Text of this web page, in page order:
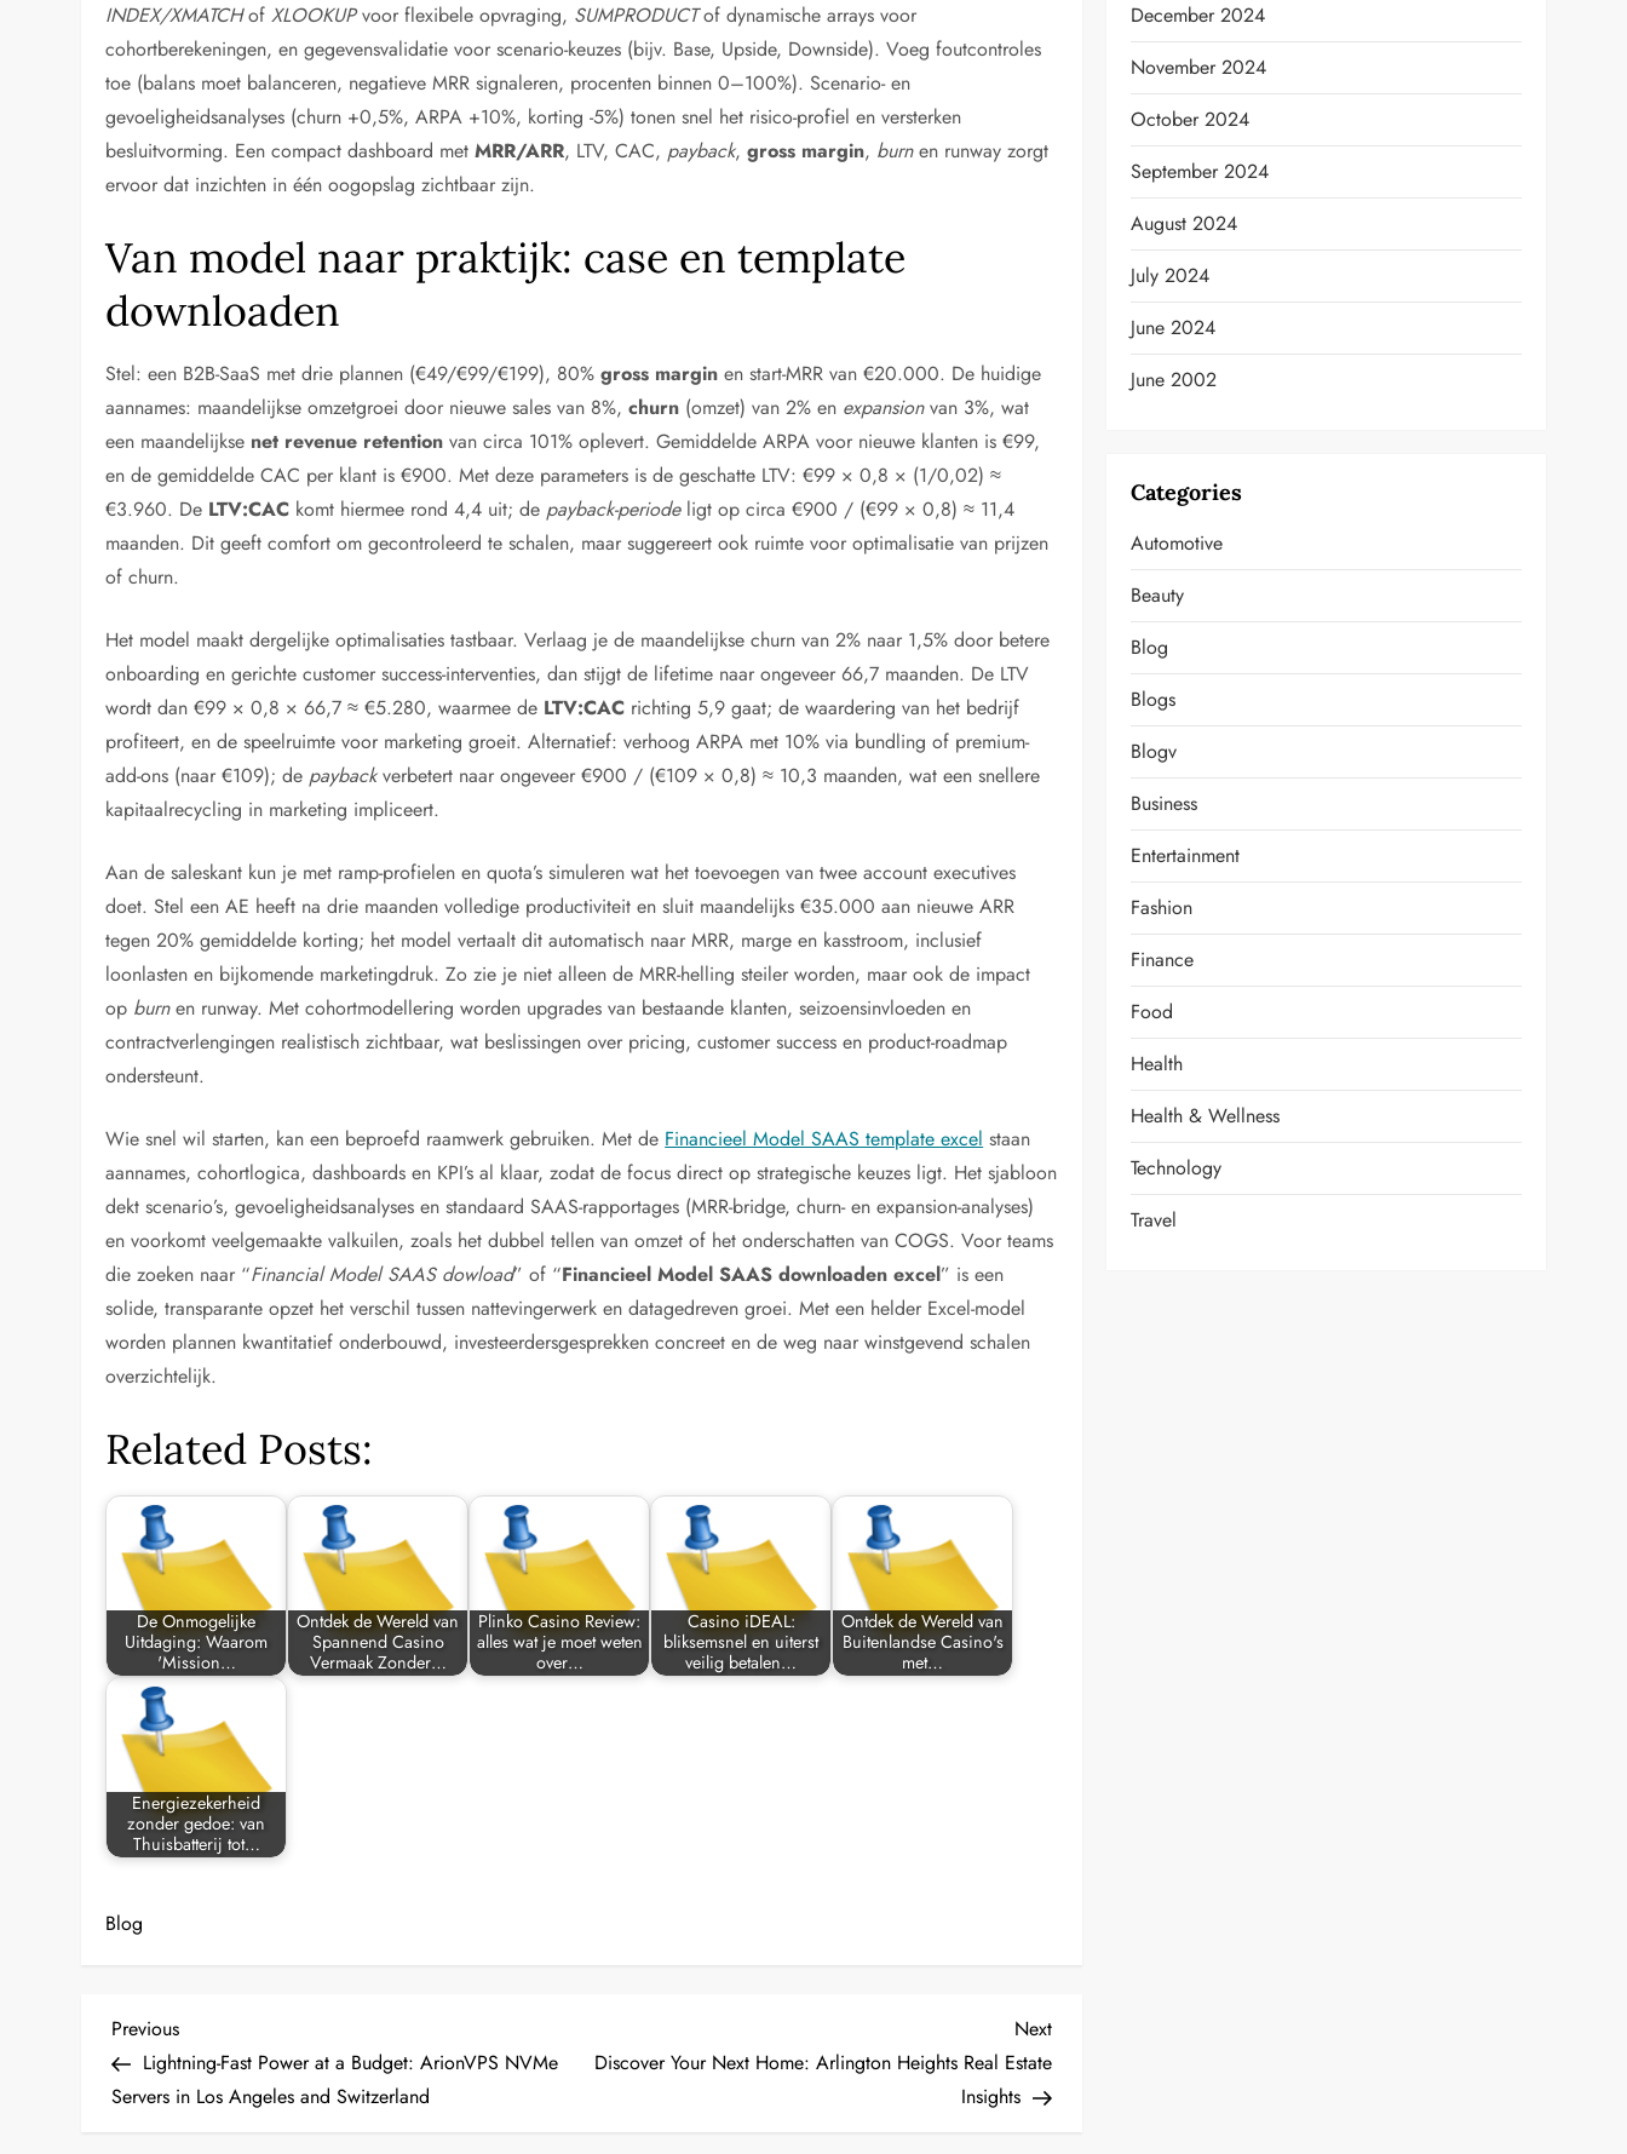
INDEX/XMATCHofXLOOKUPvoor flexibele opvraging, SUMPRODUCTof dynamische arrays voor
cohortberekeningen, en gegevensvalidatie voor scenario-keuzes (bijv. Base, Upside, Downside). Voeg foutcontroles
toe (balans moet balanceren, negatieve MRR signaleren, procenten binnen 0–100%). Scenario- en
gevoeligheidsanalyses (churn +0,5%, ARPA +10%, korting -5%) tonen snel het risico-profiel en versterken
besluitvorming. Een compact dashboard metMRR/ARR, LTV, CAC, payback,gross margin, burnen runway zorgt
ervoor dat inzichten in één oogopslag zichtbaar zijn.
Van model naar praktijk: case en template
downloaden
Stel: een B2B-SaaS met drie plannen (€49/€99/€199), 80%gross margin en start-MRR van €20.000. De huidige
aannames: maandelijkse omzetgroei door nieuwe sales van 8%,churn (omzet) van 2% en expansionvan 3%, wat
een maandelijkse net revenue retention van circa 101% oplevert. Gemiddelde ARPA voor nieuwe klanten is €99,
en de gemiddelde CAC per klant is €900. Met deze parameters is de geschatte LTV: €99 × 0,8 × (1/0,02) ≈
€3.960. De LTV:CAC komt hiermee rond 4,4 uit; de payback-periodeligt op circa €900 / (€99 × 0,8) ≈ 11,4
maanden. Dit geeft comfort om gecontroleerd te schalen, maar suggereert ook ruimte voor optimalisatie van prijzen
of churn.
Het model maakt dergelijke optimalisaties tastbaar. Verlaag je de maandelijkse churn van 2% naar 1,5% door betere
onboarding en gerichte customer success-interventies, dan stijgt de lifetime naar ongeveer 66,7 maanden. De LTV
wordt dan €99 × 0,8 × 66,7 ≈ €5.280, waarmee de LTV:CAC richting 5,9 gaat; de waardering van het bedrijf
profiteert, en de speelruimte voor marketing groeit. Alternatief: verhoog ARPA met 10% via bundling of premium-
add-ons (naar €109); de paybackverbetert naar ongeveer €900 / (€109 × 0,8) ≈ 10,3 maanden, wat een snellere
kapitaalrecycling in marketing impliceert.
Aan de saleskant kun je met ramp-profielen en quota’s simuleren wat het toevoegen van twee account executives
doet. Stel een AE heeft na drie maanden volledige productiviteit en sluit maandelijks €35.000 aan nieuwe ARR
tegen 20% gemiddelde korting; het model vertaalt dit automatisch naar MRR, marge en kasstroom, inclusief
loonlasten en bijkomende marketingdruk. Zo zie je niet alleen de MRR-helling steiler worden, maar ook de impact
op burnen runway. Met cohortmodellering worden upgrades van bestaande klanten, seizoensinvloeden en
contractverlengingen realistisch zichtbaar, wat beslissingen over pricing, customer success en product-roadmap
ondersteunt.
Wie snel wil starten, kan een beproefd raamwerk gebruiken. Met de Financieel Model SAAS template excel staan
aannames, cohortlogica, dashboards en KPI’s al klaar, zodat de focus direct op strategische keuzes ligt. Het sjabloon
dekt scenario’s, gevoeligheidsanalyses en standaard SAAS-rapportages (MRR-bridge, churn- en expansion-analyses)
en voorkomt veelgemaakte valkuilen, zoals het dubbel tellen van omzet of het onderschatten van COGS. Voor teams
die zoeken naar “Financial Model SAAS dowload” of “Financieel Model SAAS downloaden excel” is een
solide, transparante opzet het verschil tussen nattevingerwerk en datagedreven groei. Met een helder Excel-model
worden plannen kwantitatief onderbouwd, investeerdersgesprekken concreet en de weg naar winstgevend schalen
overzichtelijk.
Related Posts:
De Onmogelijke
Uitdaging: Waarom
'Mission…
Ontdek de Wereld van
Spannend Casino
Vermaak Zonder…
Plinko Casino Review:
alles wat je moet weten
over…
Casino iDEAL:
bliksemsnel en uiterst
veilig betalen…
Ontdek de Wereld van
Buitenlandse Casino's
met…
Energiezekerheid
zonder gedoe: van
Thuisbatterij tot…
Blog
P
o
Previous
Post
Previous
Lightning-Fast Power at a Budget: ArionVPS NVMe
Servers in Los Angeles and Switzerland
Next
Post
Next
Discover Your Next Home: Arlington Heights Real Estate
Insights
December 2024
November 2024
October 2024
September 2024
August 2024
July 2024
June 2024
June 2002
Categories
Automotive
Beauty
Blog
Blogs
Blogv
Business
Entertainment
Fashion
Finance
Food
Health
Health & Wellness
Technology
Travel